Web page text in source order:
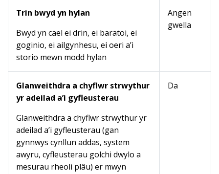
Trin bwyd yn hylan
Bwyd yn cael ei drin, ei baratoi, ei
goginio, ei ailgynhesu, ei oeri a’i
storio mewn modd hylan
Angen
gwella
Glanweithdra a chyflwr strwythur
yr adeilad a’i gyfleusterau
Glanweithdra a chyflwr strwythur yr
adeilad a’i gyfleusterau (gan
gynnwys cynllun addas, system
awyru, cyfleusterau golchi dwylo a
mesurau rheoli plâu) er mwyn
Da